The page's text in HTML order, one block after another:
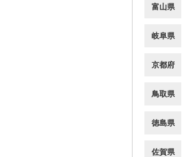
富山県
岐阜県
京都府
鳥取県
徳島県
佐賀県